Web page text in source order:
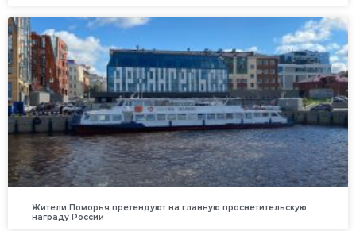
Жители Поморья претендуют на главную просветительскую
награду России